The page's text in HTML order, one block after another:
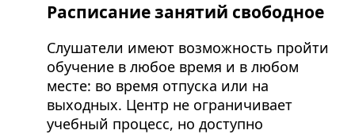
Расписание занятий свободное
Слушатели имеют возможность пройти
обучение в любое время и в любом
месте: во время отпуска или на
выходных. Центр не ограничивает
учебный процесс, но доступно